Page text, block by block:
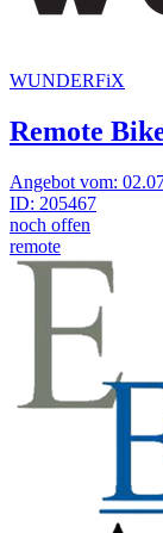
WUNDERFiX
Remote
Angebot vom:
ID: 205467
noch offen
remote